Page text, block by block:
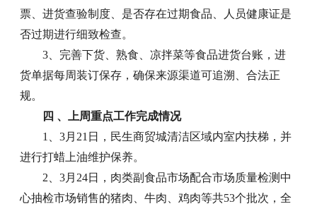
票、进货查验制度、是否存在过期食品、人员健康证是
否过期进行细致检查。
3、完善下货、熟食、凉拌菜等食品进货台账，进
货单据每周装订保存，确保来源渠道可追溯、合法正
规。
四 、上周重点工作完成情况
1、3月21日，民生商贸城清洁区域内室内扶梯，并
进行打蜡上油维护保养。
2、3月24日，肉类副食品市场配合市场质量检测中
心抽检市场销售的猪肉、牛肉、鸡肉等共53个批次，全